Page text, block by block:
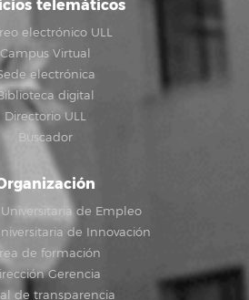
telemáticos
electrónico ULL
Campus Virtual
electrónica
digital
Directorio ULL
Buscador
de Empleo
de Innovación
de formación
Gerencia
de transparencia